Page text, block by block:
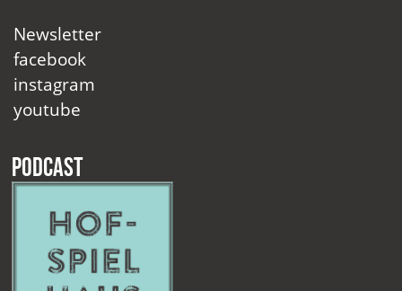
Newsletter
facebook
instagram
youtube
Podcast